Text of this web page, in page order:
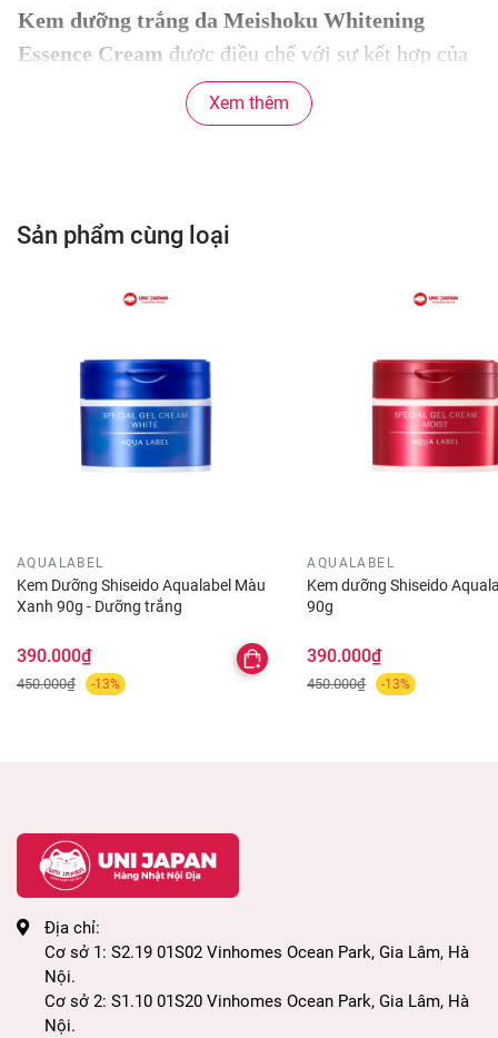
Kem dưỡng trắng da Meishoku Whitening
Essence Cream được điều chế với sự kết hợp của
nhiều thành phần dưỡng chất quý giá giúp nuôi
dưỡng làn da trắng hồng tự nhiên, mờ vết thâm
sống. Chất kem trắng muốt mềm mượt nhanh
chóng thẩm thấu vào da được rất nhiều chị em phụ
nữ yêu thích.
• Kem dưỡng Meishoku Whitening Essence
Creamcung cấp độ ẩm cho da, giúp da mịn màng,
căng mượt, ngăn chặn tình trạng khô da, bong tróc.
• Tinh chất dưỡng trắng da an toàn được chiết xuất
từ thiên nhiên giúp cải thiện vùng da bị cháy nắng,
Xem thêm
Sản phẩm cùng loại
AQUALABEL
Kem Dưỡng Shiseido Aqualabel Màu
Xanh 90g - Dưỡng trắng
390.000₫
450.000₫ -13%
AQUALABEL
Kem dưỡng Shiseido
90g
390.000₫
450.000₫ -13%
Địa chỉ:
Cơ sở 1: S2.19 01S02 Vinhomes Ocean Park, Gia Lâm, Hà
Nội.
Cơ sở 2: S1.10 01S20 Vinhomes Ocean Park, Gia Lâm, Hà
Nội.